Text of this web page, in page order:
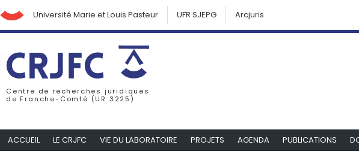
Université Marie et Louis Pasteur UFR SJEPG Arcjuris
Centre de recherches juridiques
de Franche-Comté (UR 3225)
ACCUEIL LE CRJFC VIE DU LABORATOIRE PROJETS AGENDA PUBLICATIONS